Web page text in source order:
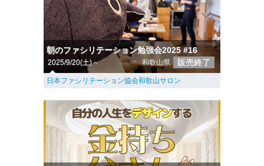
朝のファシリテーション勉強会2025 #16
2025/9/20(土)～ 和歌山県 販売終了
日本ファシリテーション協会和歌山サロン